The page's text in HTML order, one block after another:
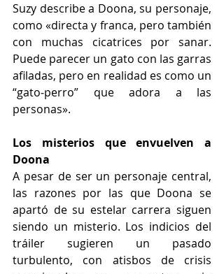
Suzy describe a Doona, su personaje,
como «directa y franca, pero también
con muchas cicatrices por sanar.
Puede parecer un gato con las garras
afiladas, pero en realidad es como un
“gato‑perro” que adora a las
personas».
Los misterios que envuelven a
Doona
A pesar de ser un personaje central,
las razones por las que Doona se
apartó de su estelar carrera siguen
siendo un misterio. Los indicios del
tráiler sugieren un pasado
turbulento, con atisbos de crisis